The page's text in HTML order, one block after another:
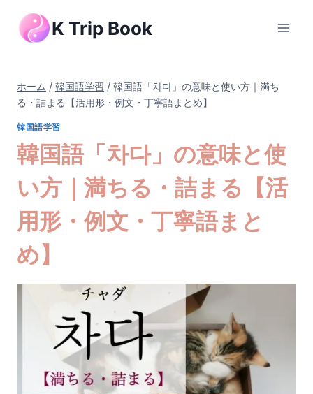
K Trip Book
ホーム / 韓国語学習 / 韓国語「차다」の意味と使い方｜満ち
る・詰まる【活用形・例文・丁寧語まとめ】
韓国語学習
韓国語「차다」の意味と使
い方｜満ちる・詰まる【活
用形・例文・丁寧語まと
め】